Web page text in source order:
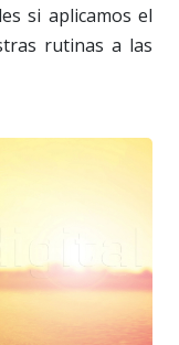
si aplicamos el
rutinas a las